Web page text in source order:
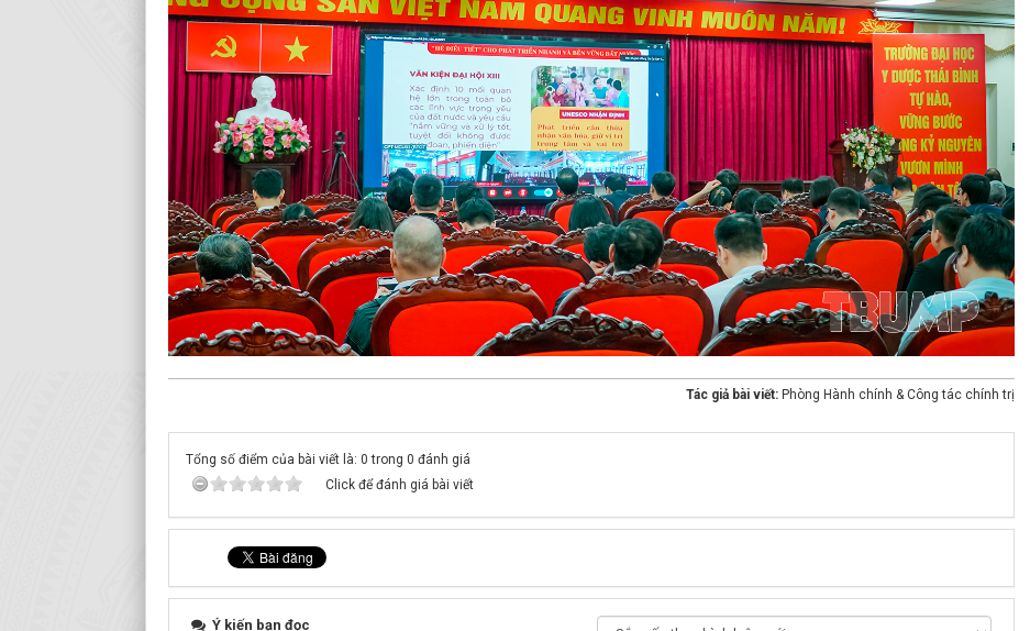
Tác giả bài viết: Phòng Hành chính & Công tác chính trị
Tổng số điểm của bài viết là: 0 trong 0 đánh giá
Click để đánh giá bài viết
Ý kiến bạn đọc